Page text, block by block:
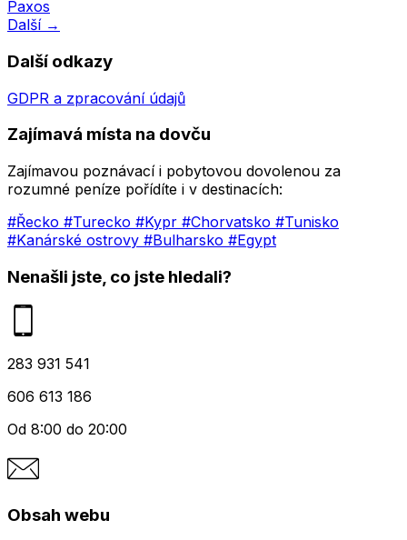
Paxos
Další →
Další odkazy
GDPR a zpracování údajů
Zajímavá místa na dovču
Zajímavou poznávací i pobytovou dovolenou za
rozumné peníze pořídíte i v destinacích:
#Řecko #Turecko #Kypr #Chorvatsko #Tunisko
#Kanárské ostrovy #Bulharsko #Egypt
Nenašli jste, co jste hledali?
283 931 541
606 613 186
Od 8:00 do 20:00
Obsah webu